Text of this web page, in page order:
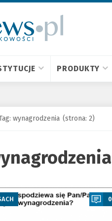
PRODUKTY
wynagrodzenia (strona: 2)
0